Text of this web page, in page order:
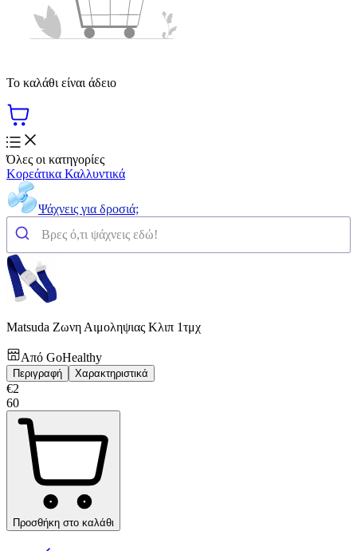
Το καλάθι είναι άδειο
Όλες οι κατηγορίες
Κορεάτικα Καλλυντικά
Ψάχνεις για δροσιά;
Matsuda Ζωνη Αιμοληψιας Κλιπ 1τμχ
Από GoHealthy
Περιγραφή Χαρακτηριστικά
€2
60
Προσθήκη στο καλάθι